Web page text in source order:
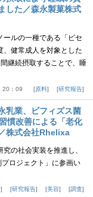
した／森永製菓株式
ールの一種である「ピセ
、健常成人を対象とした
継続摂取することで、睡
20：09 原料 研究報告
乳業、ビフィズス菌
慣改善による「老化
株式会社Rhelixa
の社会実装を推進し、
ロジェクト」に参画い
研究報告 美容 調査